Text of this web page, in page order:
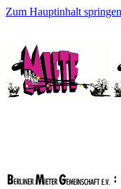
Zum Hauptinhalt springen